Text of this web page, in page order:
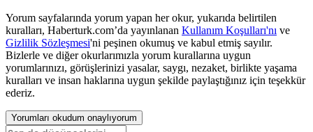
Yorum sayfalarında yorum yapan her okur, yukarıda belirtilen
kuralları, Haberturk.com’da yayınlanan Kullanım Koşulları'nı ve
Gizlilik Sözleşmesi'ni peşinen okumuş ve kabul etmiş sayılır.
Bizlerle ve diğer okurlarımızla yorum kurallarına uygun
yorumlarınızı, görüşlerinizi yasalar, saygı, nezaket, birlikte yaşama
kuralları ve insan haklarına uygun şekilde paylaştığınız için teşekkür
ederiz.
Yorumları okudum onaylıyorum